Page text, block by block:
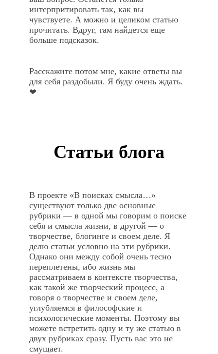
интерпритировать так, как вы
чувствуете. А можно и целиком статью
прочитать. Вдруг, там найдется еще
больше подсказок.
Расскажите потом мне, какие ответы вы
для себя раздобыли. Я буду очень ждать.
❤
Статьи блога
В проекте «В поисках смысла…»
существуют только две основные
рубрики — в одной мы говорим о поиске
себя и смысла жизни, в другой — о
творчестве, блогинге и своем деле. Я
делю статьи условно на эти рубрики.
Однако они между собой очень тесно
переплетены, ибо жизнь мы
рассматриваем в контексте творчества,
как такой же творческий процесс, а
говоря о творчестве и своем деле,
углубляемся в философские и
психологические моменты. Поэтому вы
можете встретить одну и ту же статью в
двух рубриках сразу. Пусть вас это не
смущает.